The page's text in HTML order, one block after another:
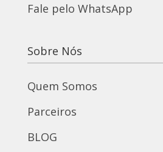
Fale pelo WhatsApp
Sobre Nós
Quem Somos
Parceiros
BLOG